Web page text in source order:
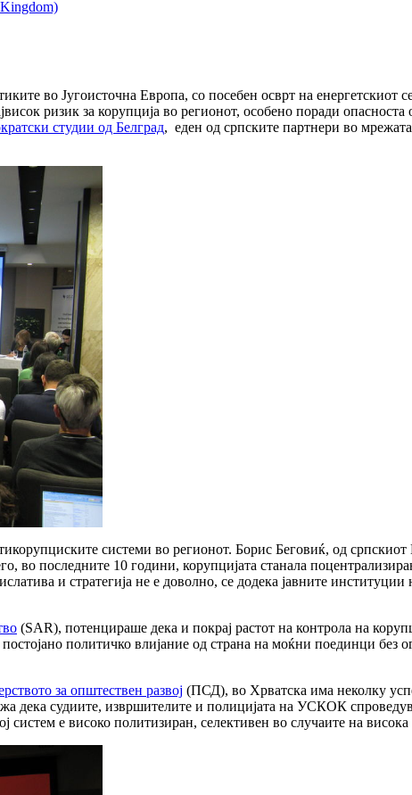
во Југоисточна Европа, со посебен осврт на енергетскиот
ризик за корупција во регионот, особено поради
студии од Белград, еден од српските партнери во мрежата
системи во регионот. Борис Беговиќ, од
во последните 10 години, корупцијата станала
и стратегија не е доволно, се додека јавните
(SAR), потенцираше дека и покрај растот на контрола на
политичко влијание од страна на моќни поединци без
за општествен развој (ПСД), во Хрватска има неколку
дека судиите, извршителите и полицијата на УСКОК
е високо политизиран, селективен во случаите на